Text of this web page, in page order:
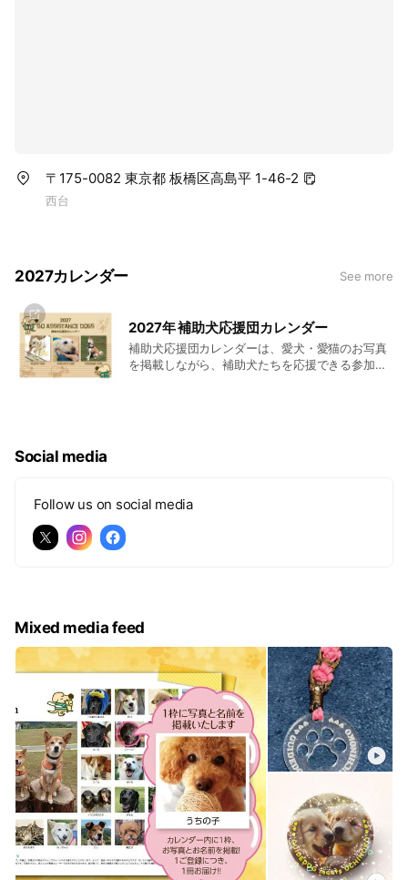
〒175-0082 東京都 板橋区高島平 1-46-2
西台
2027カレンダー See more
2027年 補助犬応援団カレンダー
補助犬応援団カレンダーは、愛犬・愛猫のお写真
を掲載しながら、補助犬たちを応援できる参加型
ィープロジェクトです。 犬や猫と暮らしている方
はもちろん、補助犬を応援したい方ならどなたで
Social media
Follow us on social media
Mixed media feed